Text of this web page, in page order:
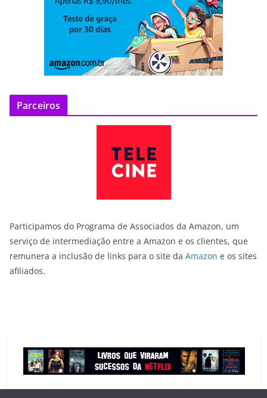
Parceiros
Participamos do Programa de Associados da Amazon, um
serviço de intermediação entre a Amazon e os clientes, que
remunera a inclusão de links para o site da Amazon e os sites
afiliados.